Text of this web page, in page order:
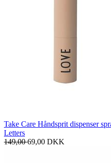
Take Care Håndsprit dispenser
Letters
149,0069,00 DKK